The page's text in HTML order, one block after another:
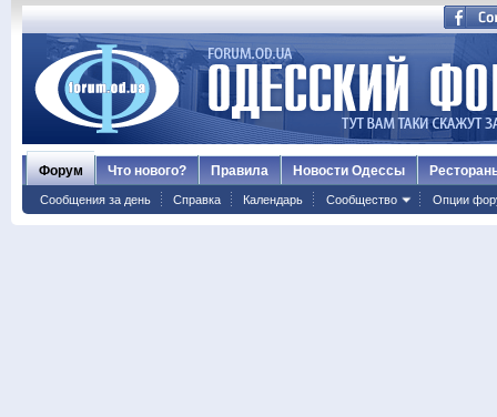
Форум
Сообщения за день Справка Календарь Сообщество Опции
Что нового? Правила Новости Одессы